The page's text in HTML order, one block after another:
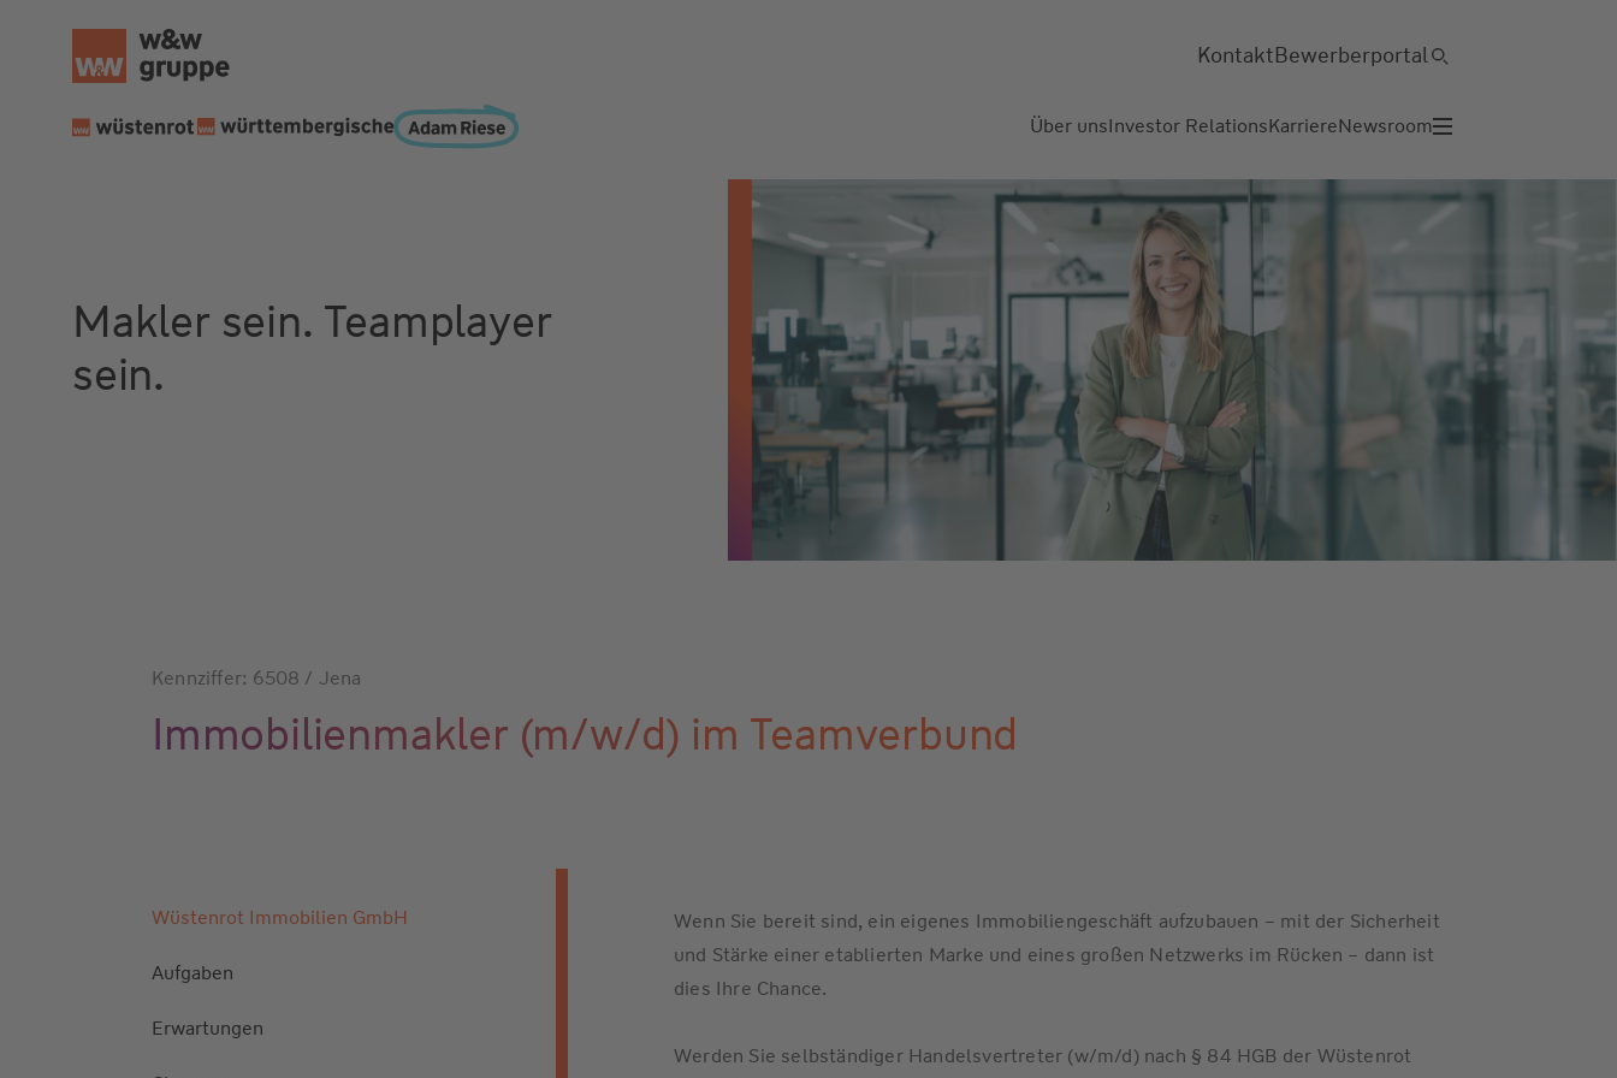
Über unsInvestor RelationsKarriereNewsroom
KontaktBewerberportal
Makler sein. Teamplayer
sein.
Kennziffer: 6508 / Jena
Immobilienmakler (m/w/d) im Teamverbund
Wüstenrot Immobilien GmbH
Wenn Sie bereit sind, ein eigenes Immobiliengeschäft aufzubauen – mit der Sicherheit
und Stärke einer etablierten Marke und eines großen Netzwerks im Rücken – dann ist
dies Ihre Chance.
Werden Sie selbständiger Handelsvertreter (w/m/d) nach § 84 HGB der Wüstenrot
Aufgaben
Erwartungen